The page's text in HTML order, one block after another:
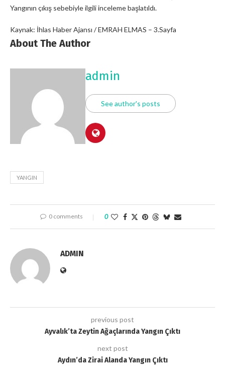
Yangının çıkış sebebiyle ilgili inceleme başlatıldı.
Kaynak: İhlas Haber Ajansı / EMRAH ELMAS – 3.Sayfa
About The Author
admin
See author's posts
YANGIN
0 comments 0
ADMIN
previous post
Ayvalık’ta Zeytin Ağaçlarında Yangın Çıktı
next post
Aydın’da Zirai Alanda Yangın Çıktı